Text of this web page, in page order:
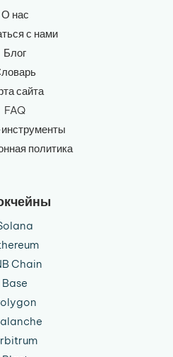
О нас
с нами
Блог
сайта
FAQ
политика
Chain
Base